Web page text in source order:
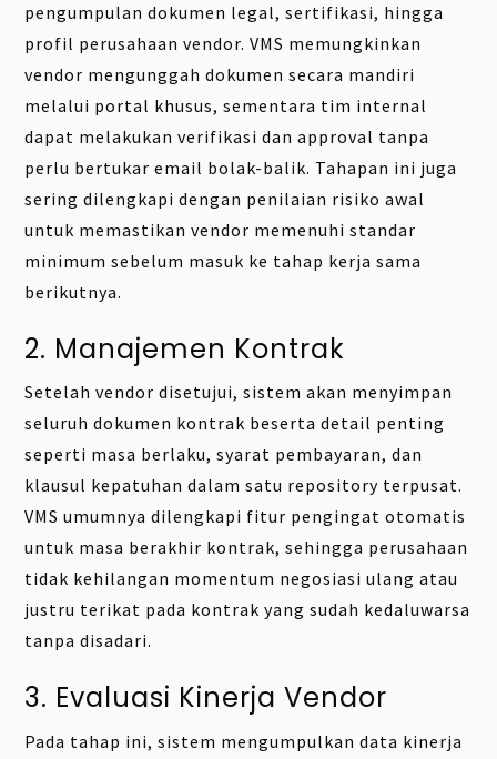
pengumpulan dokumen legal, sertifikasi, hingga
profil perusahaan vendor. VMS memungkinkan
vendor mengunggah dokumen secara mandiri
melalui portal khusus, sementara tim internal
dapat melakukan verifikasi dan approval tanpa
perlu bertukar email bolak-balik. Tahapan ini juga
sering dilengkapi dengan penilaian risiko awal
untuk memastikan vendor memenuhi standar
minimum sebelum masuk ke tahap kerja sama
berikutnya.
2. Manajemen Kontrak
Setelah vendor disetujui, sistem akan menyimpan
seluruh dokumen kontrak beserta detail penting
seperti masa berlaku, syarat pembayaran, dan
klausul kepatuhan dalam satu repository terpusat.
VMS umumnya dilengkapi fitur pengingat otomatis
untuk masa berakhir kontrak, sehingga perusahaan
tidak kehilangan momentum negosiasi ulang atau
justru terikat pada kontrak yang sudah kedaluwarsa
tanpa disadari.
3. Evaluasi Kinerja Vendor
Pada tahap ini, sistem mengumpulkan data kinerja